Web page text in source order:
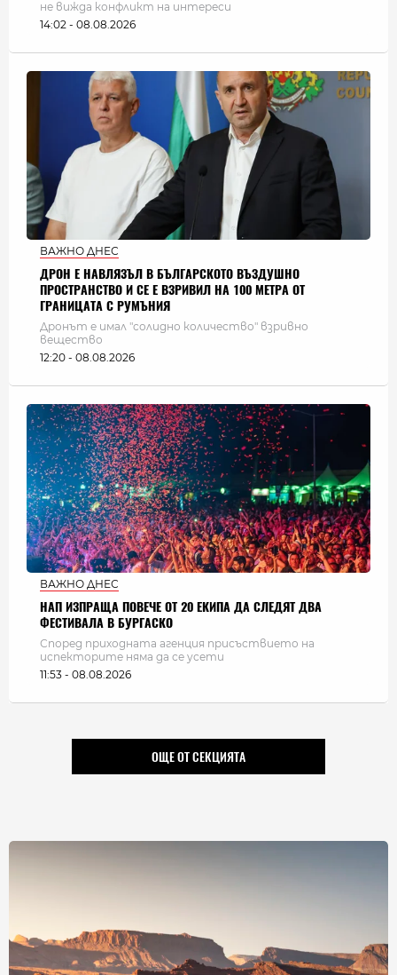
не вижда конфликт на интереси
14:02 - 08.08.2026
ВАЖНО ДНЕС
ДРОН Е НАВЛЯЗЪЛ В БЪЛГАРСКОТО ВЪЗДУШНО
ПРОСТРАНСТВО И СЕ Е ВЗРИВИЛ НА 100 МЕТРА ОТ
ГРАНИЦАТА С РУМЪНИЯ
Дронът е имал "солидно количество" взривно
вещество
12:20 - 08.08.2026
ВАЖНО ДНЕС
НАП ИЗПРАЩА ПОВЕЧЕ ОТ 20 ЕКИПА ДА СЛЕДЯТ ДВА
ФЕСТИВАЛА В БУРГАСКО
Според приходната агенция присъствието на
испекторите няма да се усети
11:53 - 08.08.2026
ОЩЕ ОТ СЕКЦИЯТА